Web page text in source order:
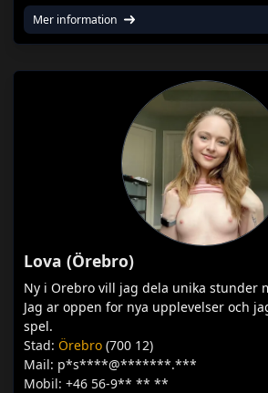
Mer information
Lova (Örebro)
Ny i Orebro vill jag dela unika stunder
Jag ar oppen for nya upplevelser och
spel.
Stad: Örebro (700 12)
Mail: p*s****@*******.***
Mobil: +46 56-9** ** **